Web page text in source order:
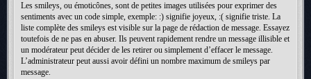
Les smileys, ou émoticônes, sont de petites images utilisées pour exprimer des
sentiments avec un code simple, exemple: :) signifie joyeux, :( signifie triste. La
liste complète des smileys est visible sur la page de rédaction de message. Essayez
toutefois de ne pas en abuser. Ils peuvent rapidement rendre un message illisible et
un modérateur peut décider de les retirer ou simplement d’effacer le message.
L’administrateur peut aussi avoir défini un nombre maximum de smileys par
message.